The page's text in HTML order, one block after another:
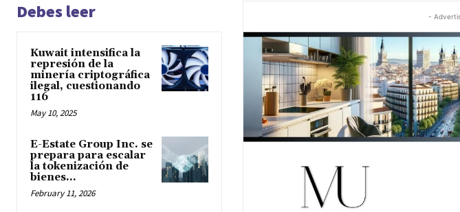
Debes leer
Kuwait intensifica la
represión de la
minería criptográfica
ilegal, cuestionando
116
May 10, 2025
E-Estate Group Inc. se
prepara para escalar
la tokenización de
bienes...
February 11, 2026
-